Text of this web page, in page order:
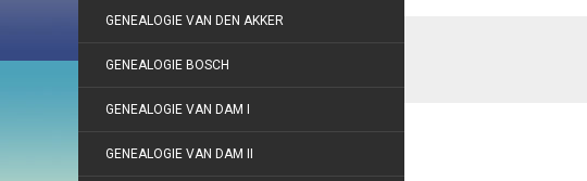
GENEALOGIE VAN DEN AKKER
GENEALOGIE BOSCH
GENEALOGIE VAN DAM I
GENEALOGIE VAN DAM II